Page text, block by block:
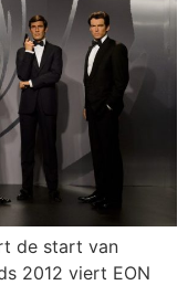
de start van
2012 viert EON